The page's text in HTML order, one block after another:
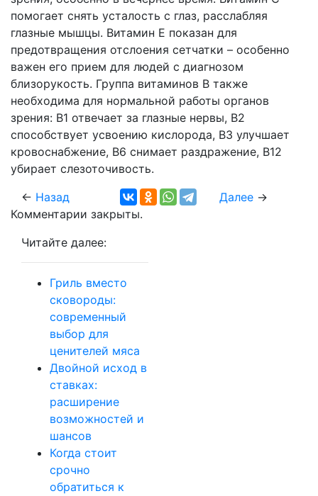
помогает снять усталость с глаз, расслабляя
глазные мышцы. Витамин Е показан для
предотвращения отслоения сетчатки – особенно
важен его прием для людей с диагнозом
близорукость. Группа витаминов В также
необходима для нормальной работы органов
зрения: В1 отвечает за глазные нервы, В2
способствует усвоению кислорода, В3 улучшает
кровоснабжение, В6 снимает раздражение, В12
убирает слезоточивость.
← Назад Далее→
Комментарии закрыты.
Читайте далее:
Гриль вместо
сковороды:
современный
выбор для
ценителей мяса
Двойной исход в
ставках:
расширение
возможностей и
шансов
Когда стоит
срочно
обратиться к